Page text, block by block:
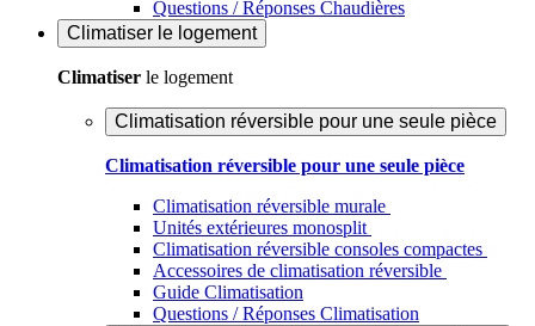
Questions / Réponses Chaudières
Climatiser le logement
Climatiser le logement
Climatisation réversible pour une seule pièce
Climatisation réversible pour une seule pièce
Climatisation réversible murale
Unités extérieures monosplit
Climatisation réversible consoles compactes
Accessoires de climatisation réversible
Guide Climatisation
Questions / Réponses Climatisation